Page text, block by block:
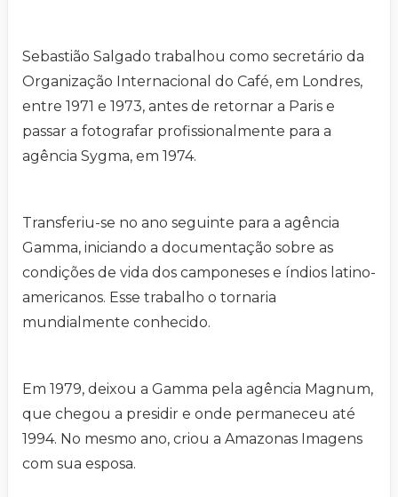
Sebastião Salgado trabalhou como secretário da
Organização Internacional do Café, em Londres,
entre 1971 e 1973, antes de retornar a Paris e
passar a fotografar profissionalmente para a
agência Sygma, em 1974.
Transferiu-se no ano seguinte para a agência
Gamma, iniciando a documentação sobre as
condições de vida dos camponeses e índios latino-
americanos. Esse trabalho o tornaria
mundialmente conhecido.
Em 1979, deixou a Gamma pela agência Magnum,
que chegou a presidir e onde permaneceu até
1994. No mesmo ano, criou a Amazonas Imagens
com sua esposa.